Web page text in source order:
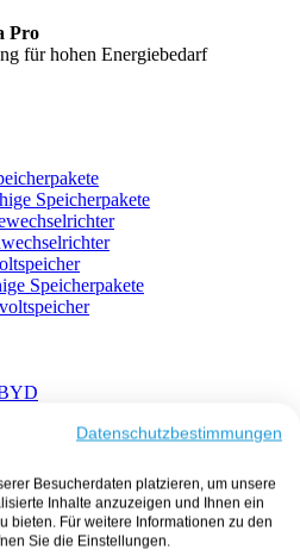
Pro
für hohen Energiebedarf
Speicherpakete
Speicherpakete
EcoFlow
+ FENECON
Datenschutzbestimmungen
Besucherdaten platzieren, um unsere
Inhalte anzuzeigen und Ihnen ein
bieten. Für weitere Informationen zu den
Sie die Einstellungen.